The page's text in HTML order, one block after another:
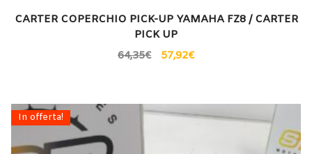
CARTER COPERCHIO PICK-UP YAMAHA FZ8 / CARTER
PICK UP
64,35€ 57,92€
In offerta!